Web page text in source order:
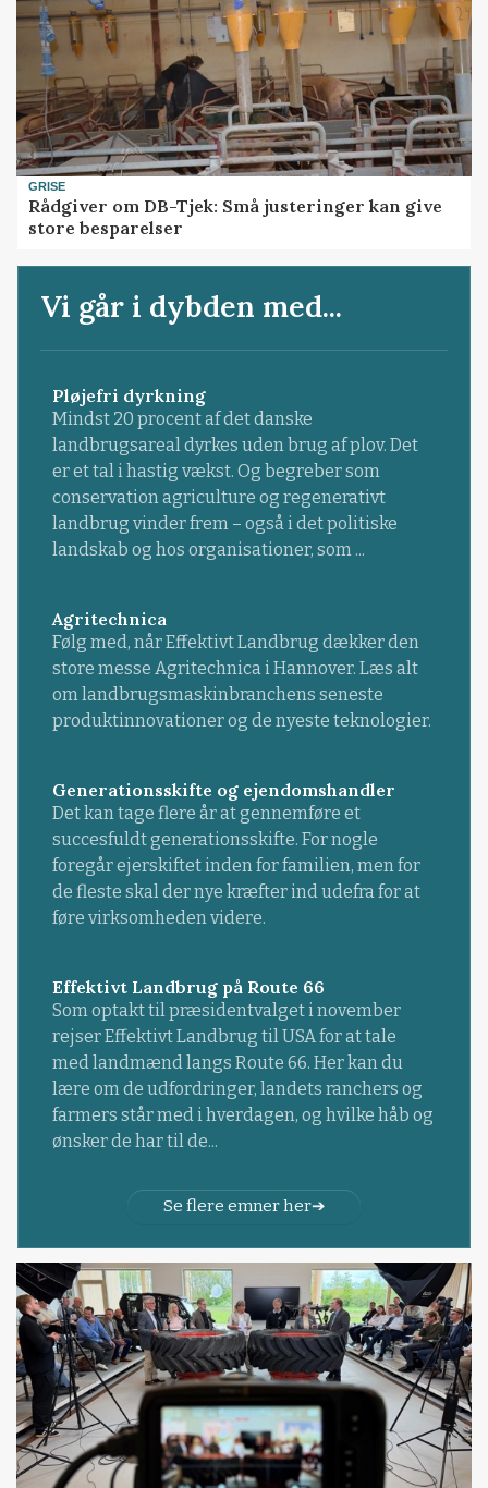
GRISE
Rådgiver om DB-Tjek: Små justeringer kan give
store besparelser
Vi går i dybden med...
Pløjefri dyrkning
Mindst 20 procent af det danske
landbrugsareal dyrkes uden brug af plov. Det
er et tal i hastig vækst. Og begreber som
conservation agriculture og regenerativt
landbrug vinder frem – også i det politiske
landskab og hos organisationer, som ...
Agritechnica
Følg med, når Effektivt Landbrug dækker den
store messe Agritechnica i Hannover. Læs alt
om landbrugsmaskinbranchens seneste
produktinnovationer og de nyeste teknologier.
Generationsskifte og ejendomshandler
Det kan tage flere år at gennemføre et
succesfuldt generationsskifte. For nogle
foregår ejerskiftet inden for familien, men for
de fleste skal der nye kræfter ind udefra for at
føre virksomheden videre.
Effektivt Landbrug på Route 66
Som optakt til præsidentvalget i november
rejser Effektivt Landbrug til USA for at tale
med landmænd langs Route 66. Her kan du
lære om de udfordringer, landets ranchers og
farmers står med i hverdagen, og hvilke håb og
ønsker de har til de...
Se flere emner her